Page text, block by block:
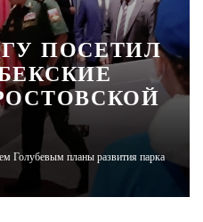
ЧЕЛОВЕК ОСОБЕННЫЙ
КУЛЬТ ЕДЫ
АФИША
ЖУРНАЛ
ПОСЕТИЛ
Голубевым планы развития парка